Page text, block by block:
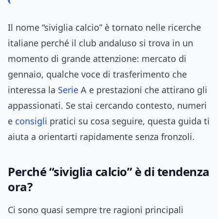
Il nome “siviglia calcio” è tornato nelle ricerche
italiane perché il club andaluso si trova in un
momento di grande attenzione: mercato di
gennaio, qualche voce di trasferimento che
interessa la Serie A e prestazioni che attirano gli
appassionati. Se stai cercando contesto, numeri
e consigli pratici su cosa seguire, questa guida ti
aiuta a orientarti rapidamente senza fronzoli.
Perché “siviglia calcio” è di tendenza
ora?
Ci sono quasi sempre tre ragioni principali